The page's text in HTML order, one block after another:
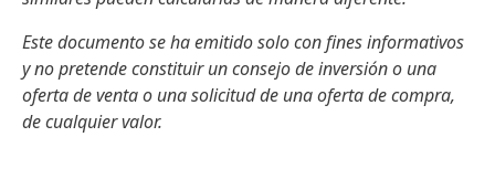
Este documento se ha emitido solo con fines informativos
y no pretende constituir un consejo de inversión o una
oferta de venta o una solicitud de una oferta de compra,
de cualquier valor.